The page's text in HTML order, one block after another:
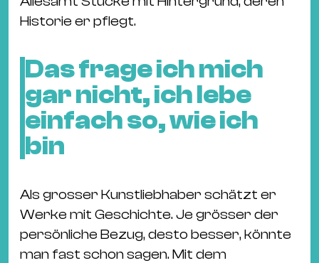
Historie er pflegt.
Das frage ich mich
gar nicht, ich lebe
einfach so, wie ich
bin
Als grosser Kunstliebhaber schätzt er
Werke mit Geschichte. Je grösser der
persönliche Bezug, desto besser, könnte
man fast schon sagen. Mit dem